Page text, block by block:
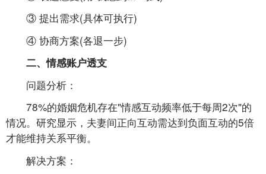
③ 提出需求(具体可执行)
④ 协商方案(各退一步)
二、情感账户透支
问题分析：
78%的婚姻危机存在"情感互动频率低于每周2次"的
情况。研究显示，夫妻间正向互动需达到负面互动的5倍
才能维持关系平衡。
解决方案：